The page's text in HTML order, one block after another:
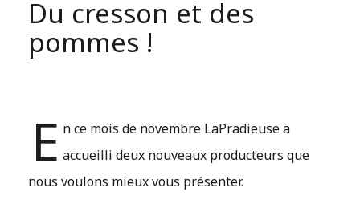
Du cresson et des
pommes !
E n ce mois de novembre LaPradieuse a
accueilli deux nouveaux producteurs que
nous voulons mieux vous présenter.